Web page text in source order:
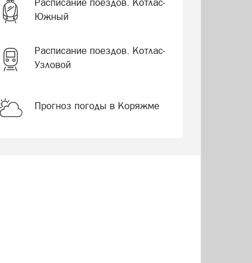
Южный
Расписание поездов. Котлас-
Узловой
Прогноз погоды в Коряжме